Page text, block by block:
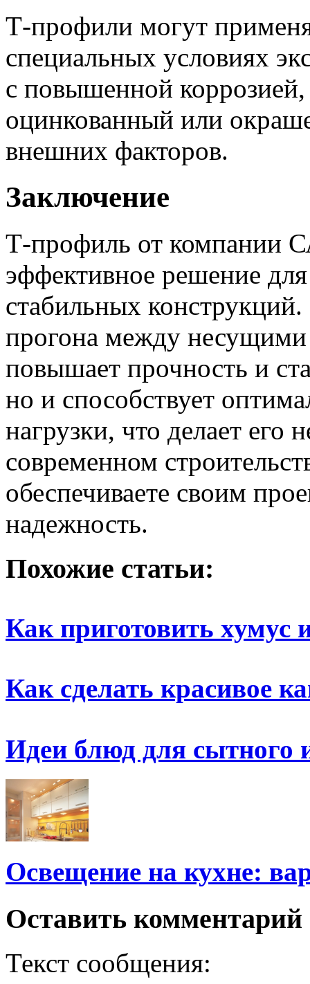
Т-профили могут
специальных условиях
с повышенной коррозией,
оцинкованный или
внешних факторов.
Заключение
Т-профиль от компании
эффективное решение
стабильных конструкций.
прогона между несущими
повышает прочность и
но и способствует
нагрузки, что делает
современном
обеспечиваете своим
надежность.
Похожие статьи:
Как приготовить хумус
Как сделать красивое
Идеи блюд для сытного
Освещение на кухне:
Оставить комментарий
Текст сообщения: